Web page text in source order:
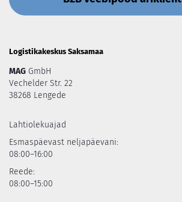
Logistikakeskus Saksamaa
MAG GmbH
Vechelder Str. 22
38268 Lengede
Lahtiolekuajad
Esmaspäevast neljapäevani:
08:00–16:00
Reede:
08:00–15:00